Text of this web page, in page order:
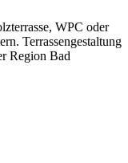
WPC oder
Terrassengestaltung
Region Bad